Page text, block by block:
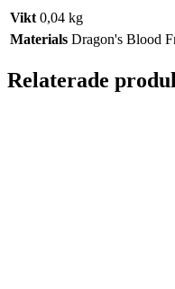
Vikt 0,04 kg
Materials Dragon's Blood
Relaterade